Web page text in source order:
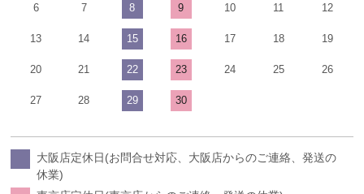
6 7 8 9 10 11 12
13 14 15 16 17 18 19
20 21 22 23 24 25 26
27 28 29 30
大阪店定休日(お問合せ対応、大阪店からのご連絡、発送の
休業)